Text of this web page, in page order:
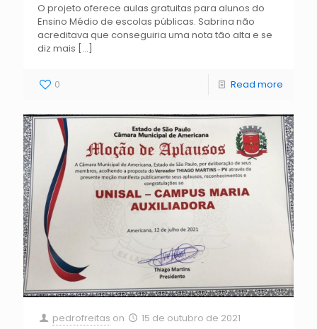
O projeto oferece aulas gratuitas para alunos do
Ensino Médio de escolas públicas. Sabrina não
acreditava que conseguiria uma nota tão alta e se
diz mais […]
0 Read more
pedrofreitas on
15 de outubro de 2021